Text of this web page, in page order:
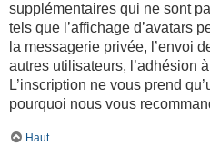
supplémentaires qui ne sont
tels que l’affichage d’avatars
la messagerie privée, l’envoi
autres utilisateurs, l’adhésion
L’inscription ne vous prend
pourquoi nous vous
Haut